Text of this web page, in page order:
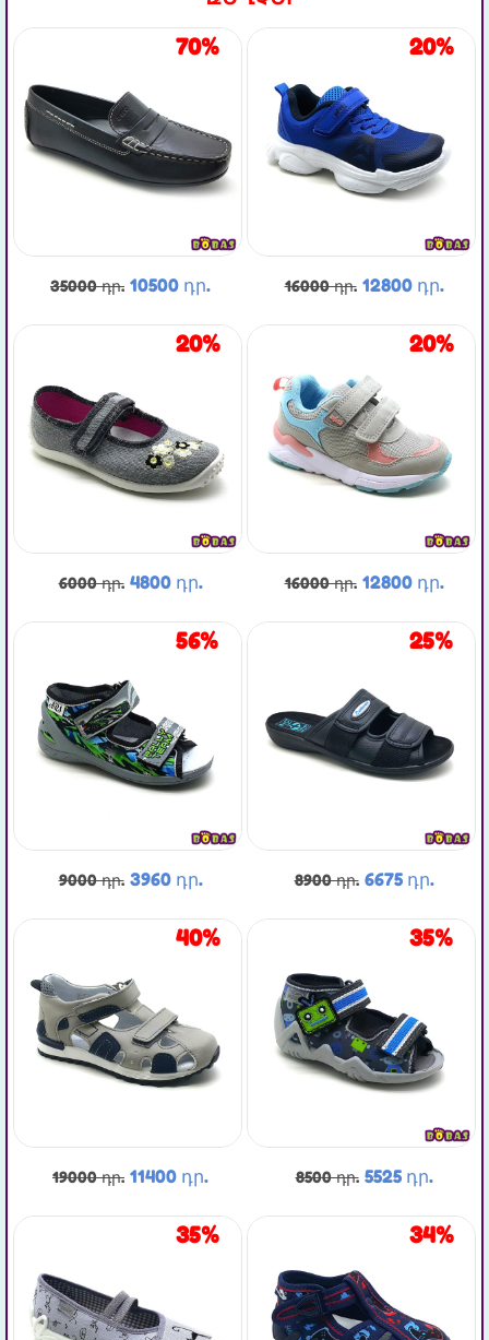
70%
10500 դր.
35000 դր.
20%
4800 դր.
6000 դր.
56%
3960 դր.
9000 դր.
40%
11400 դր.
19000 դր.
35%
20%
12800 դր.
16000 դր.
20%
12800 դր.
16000 դր.
25%
6675 դր.
8900 դր.
35%
5525 դր.
8500 դր.
34%